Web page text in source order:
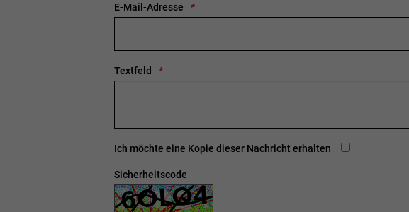
E-Mail-Adresse
Textfeld
Ich möchte eine Kopie dieser Nachricht erhalten
Sicherheitscode